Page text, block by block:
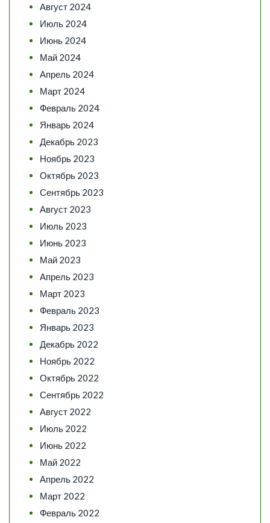
Август 2024
Июль 2024
Июнь 2024
Май 2024
Апрель 2024
Март 2024
Февраль 2024
Январь 2024
Декабрь 2023
Ноябрь 2023
Октябрь 2023
Сентябрь 2023
Август 2023
Июль 2023
Июнь 2023
Май 2023
Апрель 2023
Март 2023
Февраль 2023
Январь 2023
Декабрь 2022
Ноябрь 2022
Октябрь 2022
Сентябрь 2022
Август 2022
Июль 2022
Июнь 2022
Май 2022
Апрель 2022
Март 2022
Февраль 2022